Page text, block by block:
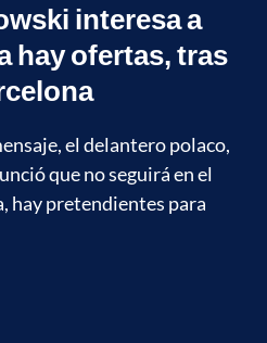
interesa a
hay ofertas, tras
el delantero polaco,
que no seguirá en el
hay pretendientes para